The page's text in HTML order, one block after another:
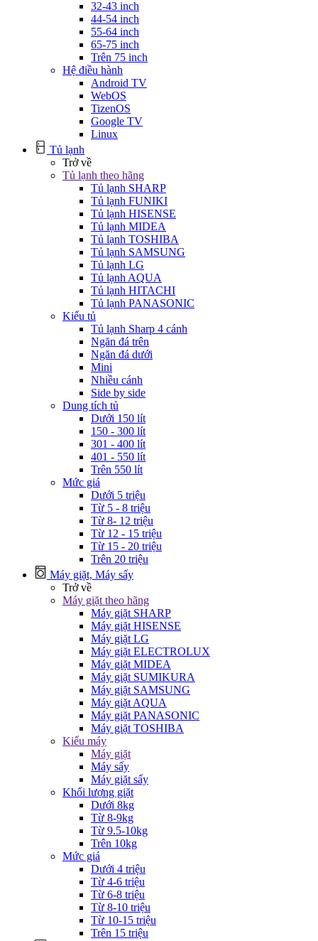
32-43 inch
44-54 inch
55-64 inch
65-75 inch
Trên 75 inch
Hệ điều hành
Android TV
WebOS
TizenOS
Google TV
Linux
Tủ lạnh
Trở về
Tủ lạnh theo hãng
Tủ lạnh SHARP
Tủ lạnh FUNIKI
Tủ lạnh HISENSE
Tủ lạnh MIDEA
Tủ lạnh TOSHIBA
Tủ lạnh SAMSUNG
Tủ lạnh LG
Tủ lạnh AQUA
Tủ lạnh HITACHI
Tủ lạnh PANASONIC
Kiểu tủ
Tủ lạnh Sharp 4 cánh
Ngăn đá trên
Ngăn đá dưới
Mini
Nhiều cánh
Side by side
Dung tích tủ
Dưới 150 lít
150 - 300 lít
301 - 400 lít
401 - 550 lít
Trên 550 lít
Mức giá
Dưới 5 triệu
Từ 5 - 8 triệu
Từ 8- 12 triệu
Từ 12 - 15 triệu
Từ 15 - 20 triệu
Trên 20 triệu
Máy giặt, Máy sấy
Trở về
Máy giặt theo hãng
Máy giặt SHARP
Máy giặt HISENSE
Máy giặt LG
Máy giặt ELECTROLUX
Máy giặt MIDEA
Máy giặt SUMIKURA
Máy giặt SAMSUNG
Máy giặt AQUA
Máy giặt PANASONIC
Máy giặt TOSHIBA
Kiểu máy
Máy giặt
Máy sấy
Máy giặt sấy
Khối lượng giặt
Dưới 8kg
Từ 8-9kg
Từ 9.5-10kg
Trên 10kg
Mức giá
Dưới 4 triệu
Từ 4-6 triệu
Từ 6-8 triệu
Từ 8-10 triệu
Từ 10-15 triệu
Trên 15 triệu